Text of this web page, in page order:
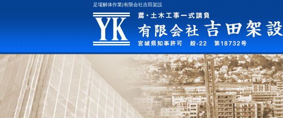
足場解体作業|有限会社吉田架設